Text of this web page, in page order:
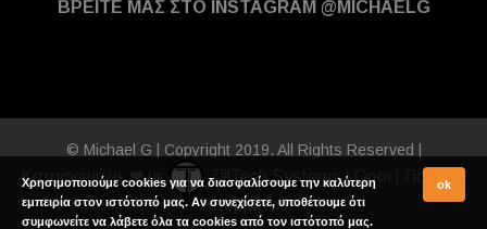
ΒΡΕΙΤΕ ΜΑΣ ΣΤΟ INSTAGRAM @MICHAELG
© Michael G | Copyright 2019. All Rights Reserved |
Κατασκευή με ❤ με TillTech Systems|Όροι
Πολιτική
Απορρήτου
Χρησιμοποιούμε cookies για να διασφαλίσουμε την καλύτερη
εμπειρία στον ιστότοπό μας. Αν συνεχίσετε, υποθέτουμε ότι
συμφωνείτε να λάβετε όλα τα cookies από τον ιστότοπό μας.
ok